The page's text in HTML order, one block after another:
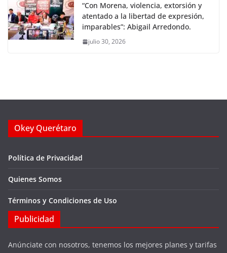
“Con Morena, violencia, extorsión y
atentado a la libertad de expresión,
imparables”: Abigail Arredondo.
julio 30, 2026
Okey Querétaro
Política de Privacidad
Quienes Somos
Términos y Condiciones de Uso
Publicidad
Anúnciate con nosotros, tenemos los mejores planes y tarifas